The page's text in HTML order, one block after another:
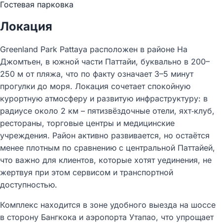
Гостевая парковка
Локация
Greenland Park Pattaya расположен в районе На
Джомтьен, в южной части Паттайи, буквально в 200–
250 м от пляжа, что по факту означает 3–5 минут
прогулки до моря. Локация сочетает спокойную
курортную атмосферу и развитую инфраструктуру: в
радиусе около 2 км – пятизвёздочные отели, яхт‑клуб,
рестораны, торговые центры и медицинские
учреждения. Район активно развивается, но остаётся
менее плотным по сравнению с центральной Паттайей,
что важно для клиентов, которые хотят уединения, не
жертвуя при этом сервисом и транспортной
доступностью.​
Комплекс находится в зоне удобного выезда на шоссе
в сторону Бангкока и аэропорта Утапао, что упрощает